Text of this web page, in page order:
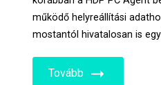
működő helyreállítási
mostantól hivatalosan is
Tovább